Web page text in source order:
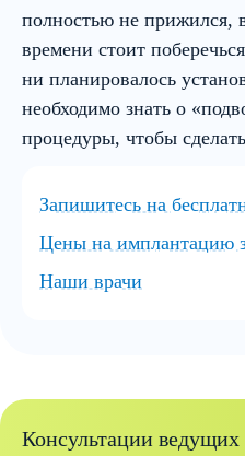
полностью не прижился,
времени стоит
ни планировалось
необходимо знать о
процедуры, чтобы
Запишитесь на
Цены на имплантацию
Наши врачи
Консультации ведущих